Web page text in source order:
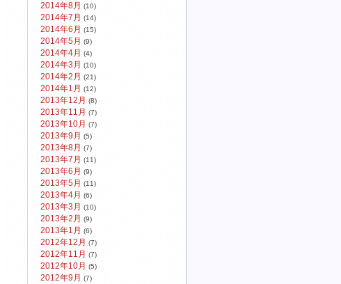
2014年8月 (10)
2014年7月 (14)
2014年6月 (15)
2014年5月 (9)
2014年4月 (4)
2014年3月 (10)
2014年2月 (21)
2014年1月 (12)
2013年12月 (8)
2013年11月 (7)
2013年10月 (7)
2013年9月 (5)
2013年8月 (7)
2013年7月 (11)
2013年6月 (9)
2013年5月 (11)
2013年4月 (6)
2013年3月 (10)
2013年2月 (9)
2013年1月 (6)
2012年12月 (7)
2012年11月 (7)
2012年10月 (5)
2012年9月 (7)